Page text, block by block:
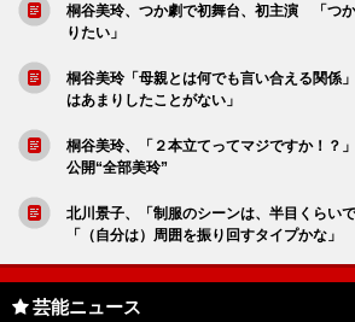
桐谷美玲、つか劇で初舞台、初主演 「つ
りたい」
桐谷美玲「母親とは何でも言い合える関係
はあまりしたことがない」
桐谷美玲、「２本立てってマジですか！？
公開“全部美玲”
北川景子、「制服のシーンは、半目くらい
「（自分は）周囲を振り回すタイプかな」
芸能ニュース